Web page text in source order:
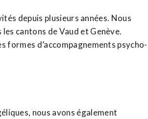
depuis plusieurs années. Nous
cantons de Vaud et Genève.
d’accompagnements psycho-
nous avons également